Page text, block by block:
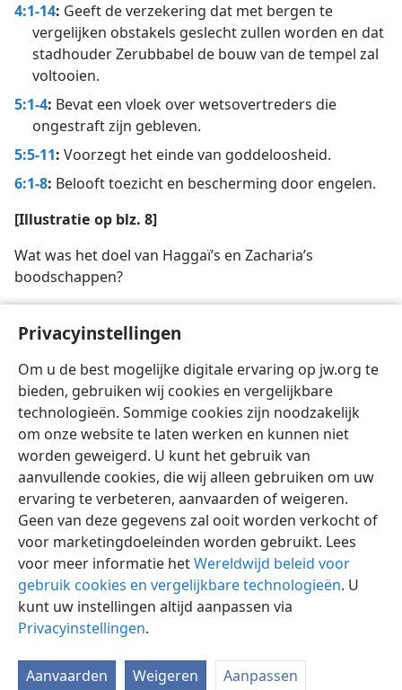
Privacyinstellingen
Om u de best mogelijke digitale ervaring op jw.org te
bieden, gebruiken wij cookies en vergelijkbare
technologieën. Sommige cookies zijn noodzakelijk
om onze website te laten werken en kunnen niet
worden geweigerd. U kunt het gebruik van
aanvullende cookies, die wij alleen gebruiken om uw
ervaring te verbeteren, aanvaarden of weigeren.
Geen van deze gegevens zal ooit worden verkocht of
voor marketingdoeleinden worden gebruikt. Lees
voor meer informatie hetWereldwijd beleid voor
gebruik cookies en vergelijkbare technologieën. U
kunt uw instellingen altijd aanpassen via
Privacyinstellingen.
Aanvaarden Weigeren Aanpassen
4:1-14: Geeft de verzekering dat met bergen te
vergelijken obstakels geslecht zullen worden en dat
stadhouder Zerubbabel de bouw van de tempel zal
voltooien.
5:1-4: Bevat een vloek over wetsovertreders die
ongestraft zijn gebleven.
5:5-11: Voorzegt het einde van goddeloosheid.
6:1-8: Belooft toezicht en bescherming door engelen.
[Illustratie op blz. 8]
Wat was het doel van Haggaï’s en Zacharia’s
boodschappen?
In welk opzicht zijn opzieners „als een vuurfakkel”?
Nederlands Delen Instellingen
Copyright© 2026 Watch Tower Bible and Tract Society of Pennsylvania
Gebruiksvoorwaarden Privacybeleid
Privacyinstellingen
JW.ORG
Inloggen